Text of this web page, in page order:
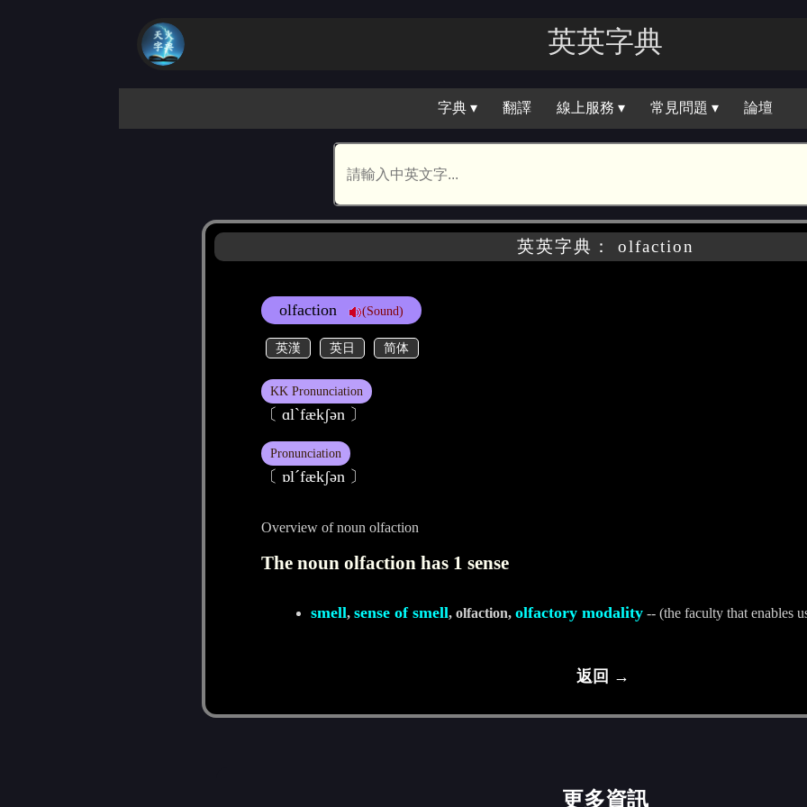
英英字｜
字典 ▾ 翻譯 線上服務 ▾ 常見問題 ▾ 論壇
英英字典： olfaction
olfaction (Sound)
英漢 英日 简体
KK Pronunciation
〔 ɑlˋfækʃәn 〕
Pronunciation
〔 ɒlˊfækʃәn 〕
Overview of noun olfaction
The noun olfaction has 1 sense
smell, sense of smell, olfaction, olfactory modality -- (the faculty that enables
返回 →
更多資訊